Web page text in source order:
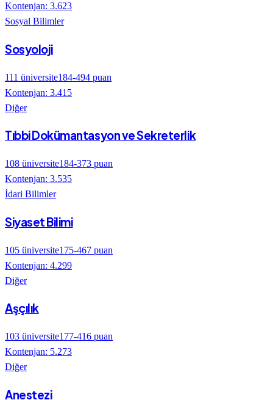
Kontenjan: 3.623
Sosyal Bilimler
Sosyoloji
111 üniversite184-494 puan
Kontenjan: 3.415
Diğer
Tıbbi Dokümantasyon ve Sekreterlik
108 üniversite184-373 puan
Kontenjan: 3.535
İdari Bilimler
Siyaset Bilimi
105 üniversite175-467 puan
Kontenjan: 4.299
Diğer
Aşçılık
103 üniversite177-416 puan
Kontenjan: 5.273
Diğer
Anestezi